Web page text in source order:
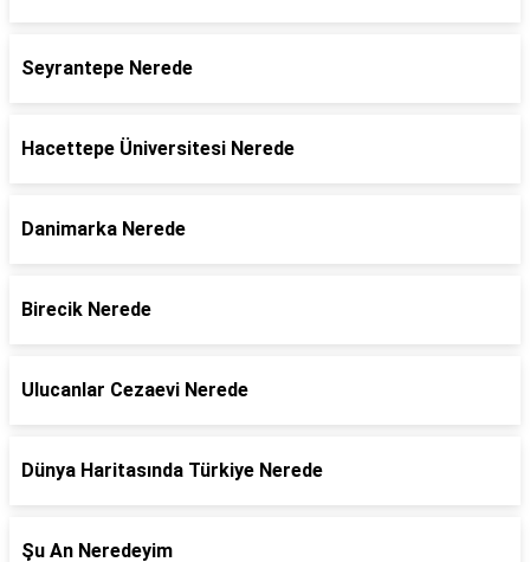
Seyrantepe Nerede
Hacettepe Üniversitesi Nerede
Danimarka Nerede
Birecik Nerede
Ulucanlar Cezaevi Nerede
Dünya Haritasında Türkiye Nerede
Şu An Neredeyim